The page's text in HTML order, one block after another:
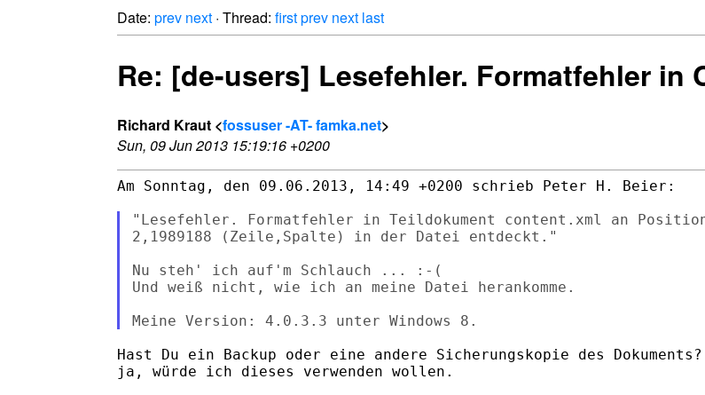
Date: prev next · Thread: firstprev next last
Re: [de-users] Lesefehler. Formatfehler in
Richard Kraut <fossuser -AT- famka.net>
Sun, 09 Jun 2013 15:19:16 +0200
Am Sonntag, den 09.06.2013, 14:49 +0200 schrieb Peter H. Beier:
"Lesefehler. Formatfehler in Teildokument content.xml an
2,1989188 (Zeile,Spalte) in der Datei entdeckt."
Nu steh' ich auf'm Schlauch ... :-(
Und weiß nicht, wie ich an meine Datei herankomme.
Hast Du ein Backup oder eine andere Sicherungskopie des Dokuments?
ja, würde ich dieses verwenden wollen.